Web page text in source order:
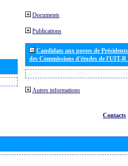
Documents
Publications
Candidats aux postes de
des Commissions d'études de l'UIT-
Autres informations
Contacts